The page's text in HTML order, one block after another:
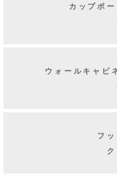
カップボ
ウォールキャビ
フ